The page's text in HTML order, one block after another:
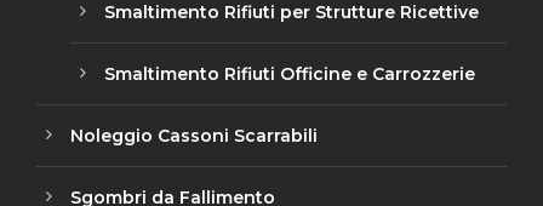
Smaltimento Rifiuti per Strutture Ricettive
Smaltimento Rifiuti Officine e Carrozzerie
Noleggio Cassoni Scarrabili
Sgombri da Fallimento